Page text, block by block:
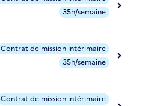
35h/semaine
Contrat de mission intérimaire
35h/semaine
Contrat de mission intérimaire